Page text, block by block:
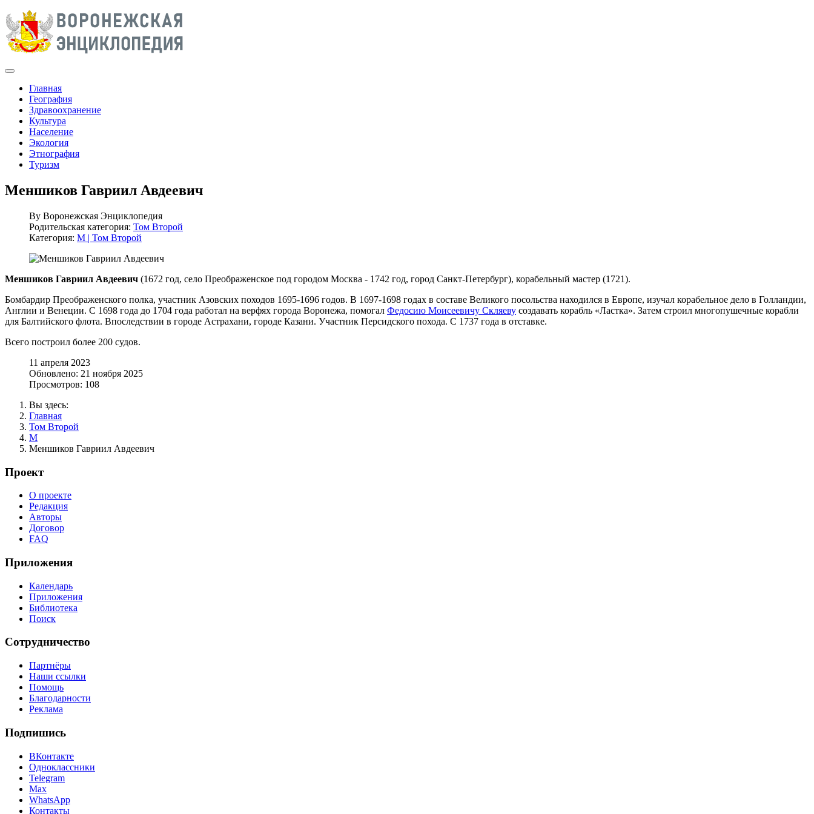
Главная
География
Здравоохранение
Культура
Население
Экология
Этнография
Туризм
Меншиков Гавриил Авдеевич
By Воронежская Энциклопедия
Родительская категория: Том Второй
Категория: М | Том Второй
Меншиков Гавриил Авдеевич (1672 год, село Преображенское под городом Москва - 1742 год, город Санкт-Петербург), корабельный мастер (1721).
Бомбардир Преображенского полка, участник Азовских походов 1695-1696 годов. В 1697-1698 годах в составе Великого посольства находился в Европе, изучал корабельное дело в Голландии,
Англии и Венеции. С 1698 года до 1704 года работал на верфях города Воронежа, помогал Федосию Моисеевичу Скляеву создавать корабль «Ластка». Затем строил многопушечные корабли
для Балтийского флота. Впоследствии в городе Астрахани, городе Казани. Участник Персидского похода. С 1737 года в отставке.
Всего построил более 200 судов.
11 апреля 2023
Обновлено: 21 ноября 2025
Просмотров: 108
Вы здесь:
Главная
Том Второй
М
Меншиков Гавриил Авдеевич
Проект
О проекте
Редакция
Авторы
Договор
FAQ
Приложения
Календарь
Приложения
Библиотека
Поиск
Сотрудничество
Партнёры
Наши ссылки
Помощь
Благодарности
Реклама
Подпишись
ВКонтакте
Одноклассники
Telegram
Max
WhatsApp
Контакты